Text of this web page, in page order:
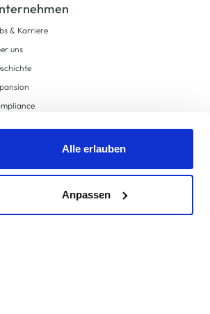
Alle erlauben
Anpassen
& Karriere
uns
Chain Due Diligence